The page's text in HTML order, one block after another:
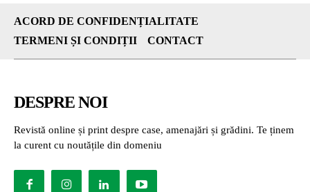
ACORD DE CONFIDENȚIALITATE
TERMENI ȘI CONDIȚII
CONTACT
DESPRE NOI
Revistă online și print despre case, amenajări și grădini. Te ținem
la curent cu noutățile din domeniu